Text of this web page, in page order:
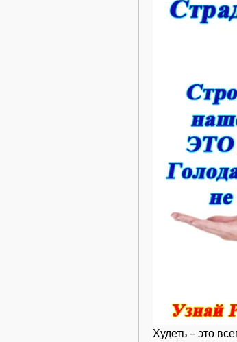
Худеть – это